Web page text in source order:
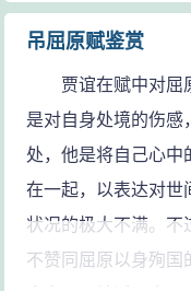
派的人却郁郁不得志
认为盗跖、庄蹻廉洁
的刀锋利。慨叹抱
就好比是抛弃了周鼎
驾驶疲牛，使跛驴作
啊；帽冠低居在下，
行为是不会长久的。
样的祸难！”
吊屈原赋鉴赏
贾谊在赋中对屈
是对自身处境的伤感
处，他是将自己心中
在一起，以表达对世
状况的极大不满。不
不赞同屈原以身殉国